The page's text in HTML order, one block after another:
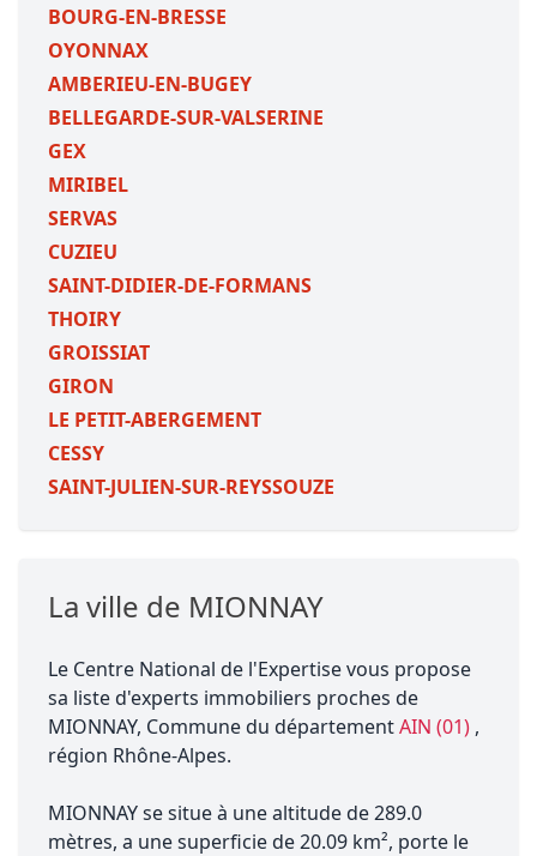
BOURG-EN-BRESSE
OYONNAX
AMBERIEU-EN-BUGEY
BELLEGARDE-SUR-VALSERINE
GEX
MIRIBEL
SERVAS
CUZIEU
SAINT-DIDIER-DE-FORMANS
THOIRY
GROISSIAT
GIRON
LE PETIT-ABERGEMENT
CESSY
SAINT-JULIEN-SUR-REYSSOUZE
La ville de MIONNAY
Le Centre National de l'Expertise vous propose
sa liste d'experts immobiliers proches de
MIONNAY, Commune du départementAIN (01) ,
région Rhône-Alpes.
MIONNAY se situe à une altitude de 289.0
mètres, a une superficie de 20.09 km², porte le